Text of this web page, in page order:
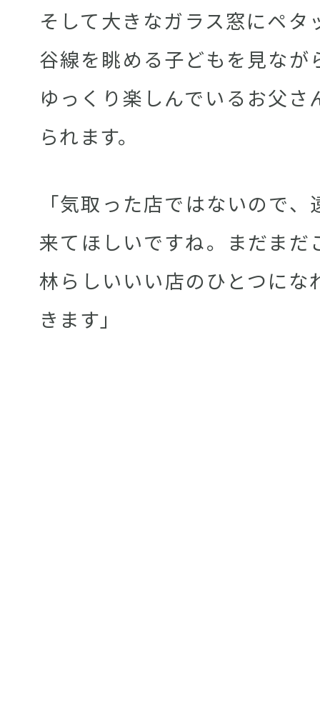
そして大きなガラス窓にペタ
谷線を眺める子どもを見なが
ゆっくり楽しんでいるお父
られます。
「気取った店ではないので
来てほしいですね。まだまだ
林らしいいい店のひとつにな
きます」